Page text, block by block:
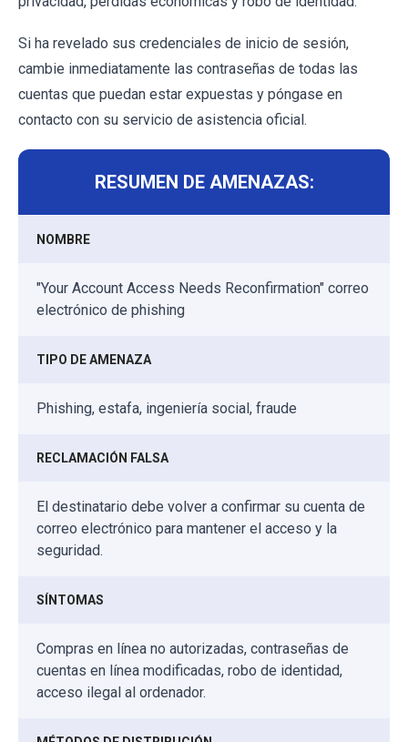
Si ha revelado sus credenciales de inicio de sesión,
cambie inmediatamente las contraseñas de todas las
cuentas que puedan estar expuestas y póngase en
contacto con su servicio de asistencia oficial.
RESUMEN DE AMENAZAS:
NOMBRE
"Your Account Access Needs Reconfirmation" correo
electrónico de phishing
TIPO DE AMENAZA
Phishing, estafa, ingeniería social, fraude
RECLAMACIÓN FALSA
El destinatario debe volver a confirmar su cuenta de
correo electrónico para mantener el acceso y la
seguridad.
SÍNTOMAS
Compras en línea no autorizadas, contraseñas de
cuentas en línea modificadas, robo de identidad,
acceso ilegal al ordenador.